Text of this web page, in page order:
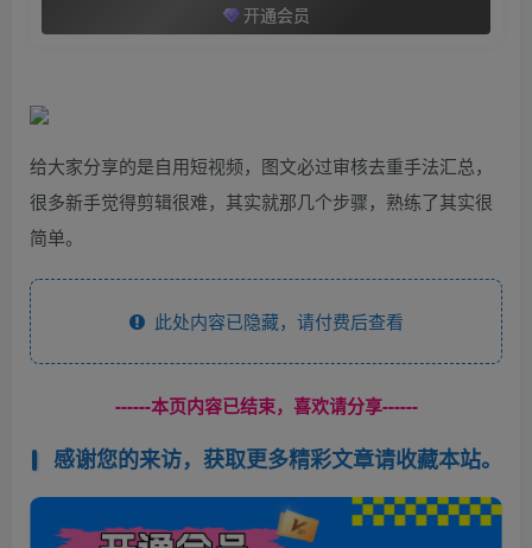
开通会员
给大家分享的是自用短视频，图文必过审核去重手法汇总，
很多新手觉得剪辑很难，其实就那几个步骤，熟练了其实很
简单。
此处内容已隐藏，请付费后查看
------本页内容已结束，喜欢请分享------
感谢您的来访，获取更多精彩文章请收藏本站。